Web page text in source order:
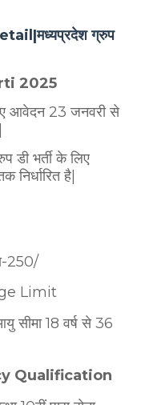
ग्रुप
2025
आवेदन 23 जनवरी से
डी भर्ती के लिए
निर्धारित है|
250/
Limit
सीमा 18 वर्ष से 36
Qualification